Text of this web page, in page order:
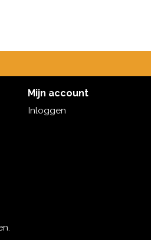
Mijn account
Inloggen